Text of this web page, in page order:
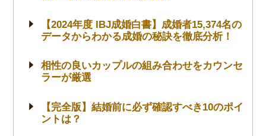
【2024年度 IBJ成婚白書】成婚者15,374名の
データからわかる成婚の秘訣を徹底分析！
相性の良いカップルの組み合わせをカウンセ
ラーが厳選
【完全版】結婚前に必ず確認すべき10のポイ
ントは？